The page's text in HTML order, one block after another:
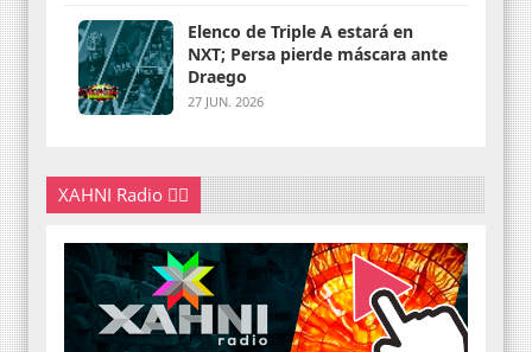
Elenco de Triple A estará en
NXT; Persa pierde máscara ante
Draego
27 JUN. 2026
XAHNI Radio 👇🏽